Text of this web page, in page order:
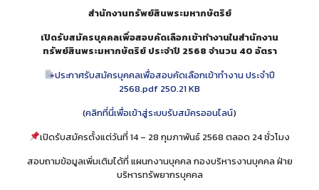
สำนักงานทรัพย์สินพระมหากษัตริย์
เปิดรับสมัครบุคคลเพื่อสอบคัดเลือกเข้าทำงานในสำนักงาน
ทรัพย์สินพระมหากษัตริย์ ประจำปี 2568 จำนวน 40 อัตรา
ประกาศรับสมัครบุคคลเพื่อสอบคัดเลือกเข้าทำงาน ประจำปี
2568.pdf 250.21 KB
(คลิกที่นี่เพื่อเข้าสู่ระบบรับสมัครออนไลน์)
เปิดรับสมัครตั้งแต่วันที่ 14 – 28 กุมภาพันธ์ 2568 ตลอด 24 ชั่วโมง
สอบถามข้อมูลเพิ่มเติมได้ที่ แผนกงานบุคคล กองบริหารงานบุคคล ฝ่าย
บริหารทรัพยากรบุคคล